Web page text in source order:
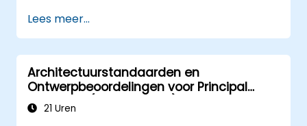
Lees meer...
Architectuurstandaarden en
Ontwerpbeoordelingen voor Principal
Engineers (AS meets DR)
21 Uren